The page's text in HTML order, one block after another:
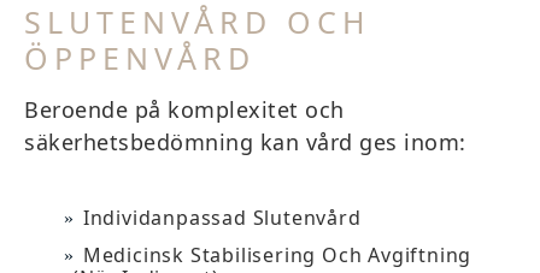
SLUTENVÅRD OCH
ÖPPENVÅRD
Beroende på komplexitet och
säkerhetsbedömning kan vård ges inom:
Individanpassad Slutenvård
Medicinsk Stabilisering Och Avgiftning